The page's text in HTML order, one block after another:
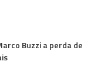
Buzzi a perda de